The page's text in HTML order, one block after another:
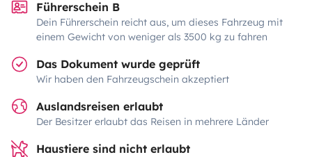
Führerschein B
Dein Führerschein reicht aus, um dieses Fahrzeug mit
einem Gewicht von weniger als 3500 kg zu fahren
Das Dokument wurde geprüft
Wir haben den Fahrzeugschein akzeptiert
Auslandsreisen erlaubt
Der Besitzer erlaubt das Reisen in mehrere Länder
Haustiere sind nicht erlaubt